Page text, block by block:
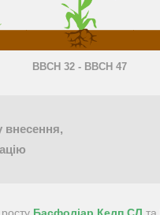
BBCH 32 - BBCH 47
внесення,